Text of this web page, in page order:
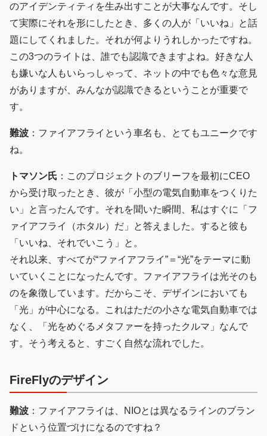
のアイデンティティを生み出すことが大事なんです。そし
て実際にそれを形にしたとき、多くの人が「いいね」と話
題にしてくれました。それが何よりうれしかったですね。
この3つのライトは、誰でも認識できますよね。好きな人
も嫌いな人もいらっしゃって、ネットの中でも色々な意見
がありますが、みんなが認識できるということが重要で
す。
難波 ：ファイアフライという車名も、とてもユニークです
ね。
トマソン氏 ：このプロジェクトのブリーフを最初にCEO
から受け取ったとき、彼が「小型の電気自動車をつくりた
い」と言ったんです。それを聞いた瞬間、私はすぐに「フ
ァイアフライ（ホタル）だ」と答えました。すると彼も
「いいね、それでいこう」と。
それ以来、すべてが“ファイアフライ”＝“光”をテーマに動
いていくことになったんです。ファイアフライは光そのも
のを象徴しています。だからこそ、デザインにおいても
「光」が中心になる。これはただの小さな電気自動車では
なく、「光をめぐるメタファーを持ったクルマ」なんで
す。そう考えると、すごく自然な流れでした。
FireFlyのデザイン
難波 ：ファイアフライは、NIOとは異なるラインのブラン
ドという位置づけになるのですね？